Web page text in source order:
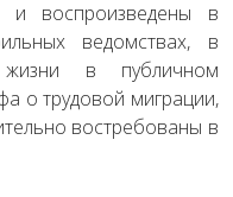
и воспроизведены в
ведомствах, в
в публичном
о трудовой миграции,
востребованы в